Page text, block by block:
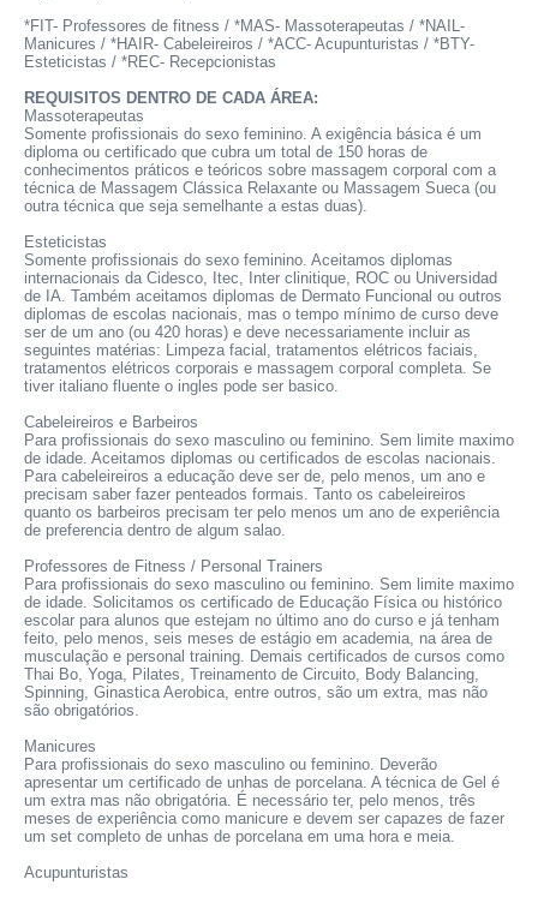
*FIT- Professores de fitness / *MAS- Massoterapeutas / *NAIL-
Manicures / *HAIR- Cabeleireiros / *ACC- Acupunturistas / *BTY-
Esteticistas / *REC- Recepcionistas
REQUISITOS DENTRO DE CADA ÁREA:
Massoterapeutas
Somente profissionais do sexo feminino. A exigência básica é um
diploma ou certificado que cubra um total de 150 horas de
conhecimentos práticos e teóricos sobre massagem corporal com a
técnica de Massagem Clássica Relaxante ou Massagem Sueca (ou
outra técnica que seja semelhante a estas duas).
Esteticistas
Somente profissionais do sexo feminino. Aceitamos diplomas
internacionais da Cidesco, Itec, Inter clinitique, ROC ou Universidad
de IA. Também aceitamos diplomas de Dermato Funcional ou outros
diplomas de escolas nacionais, mas o tempo mínimo de curso deve
ser de um ano (ou 420 horas) e deve necessariamente incluir as
seguintes matérias: Limpeza facial, tratamentos elétricos faciais,
tratamentos elétricos corporais e massagem corporal completa. Se
tiver italiano fluente o ingles pode ser basico.
Cabeleireiros e Barbeiros
Para profissionais do sexo masculino ou feminino. Sem limite maximo
de idade. Aceitamos diplomas ou certificados de escolas nacionais.
Para cabeleireiros a educação deve ser de, pelo menos, um ano e
precisam saber fazer penteados formais. Tanto os cabeleireiros
quanto os barbeiros precisam ter pelo menos um ano de experiência
de preferencia dentro de algum salao.
Professores de Fitness / Personal Trainers
Para profissionais do sexo masculino ou feminino. Sem limite maximo
de idade. Solicitamos os certificado de Educação Física ou histórico
escolar para alunos que estejam no último ano do curso e já tenham
feito, pelo menos, seis meses de estágio em academia, na área de
musculação e personal training. Demais certificados de cursos como
Thai Bo, Yoga, Pilates, Treinamento de Circuito, Body Balancing,
Spinning, Ginastica Aerobica, entre outros, são um extra, mas não
são obrigatórios.
Manicures
Para profissionais do sexo masculino ou feminino. Deverão
apresentar um certificado de unhas de porcelana. A técnica de Gel é
um extra mas não obrigatória. É necessário ter, pelo menos, três
meses de experiência como manicure e devem ser capazes de fazer
um set completo de unhas de porcelana em uma hora e meia.
Acupunturistas